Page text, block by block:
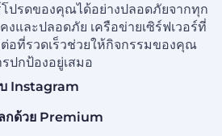
ปรดของคุณได้อย่างปลอดภัยจากทุก
และปลอดภัย เครือข่ายเซิร์ฟเวอร์ที่
อที่รวดเร็วช่วยให้กิจกรรมของคุณ
ปกป้องอยู่เสมอ
Instagram
กด้วย Premium